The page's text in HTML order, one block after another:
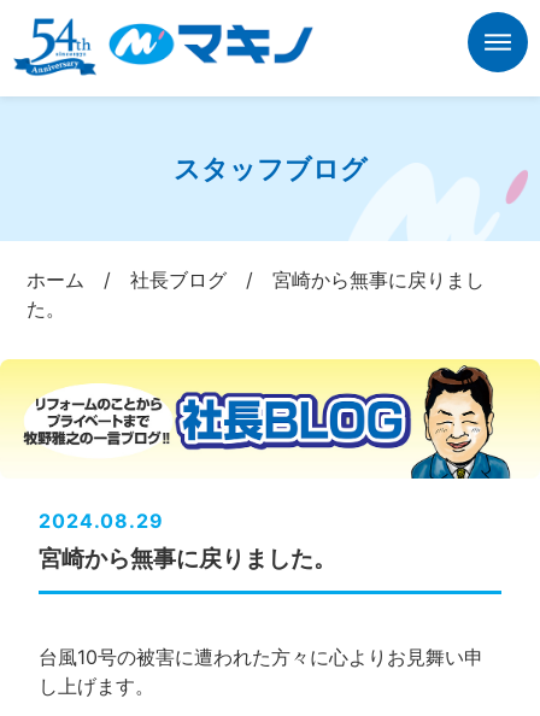
スタッフブログ
ホーム /社長ブログ /宮崎から無事に戻りまし
た。
2024.08.29
宮崎から無事に戻りました。
台風10号の被害に遭われた方々に心よりお見舞い申
し上げます。